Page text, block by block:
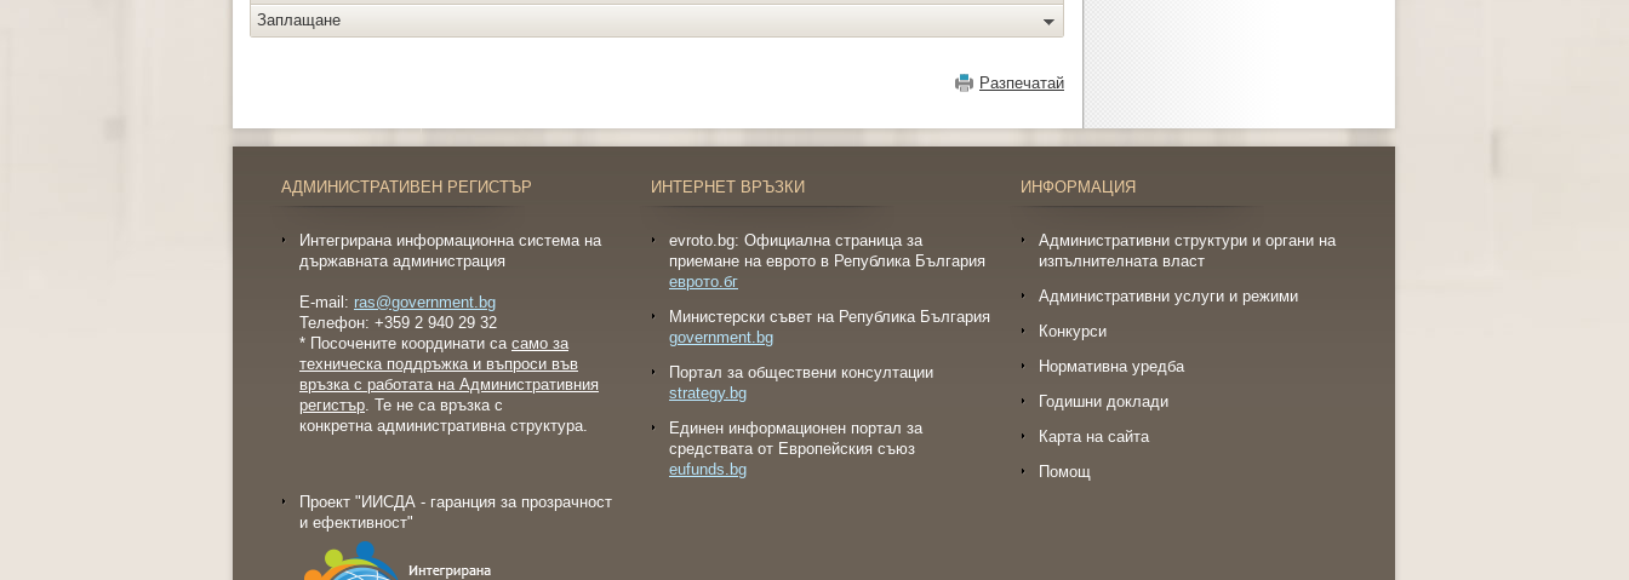
Заплащане
Разпечатай
АДМИНИСТРАТИВЕН РЕГИСТЪР
Интегрирана информационна система на
държавната администрация
E-mail: ras@government.bg
Телефон: +359 2 940 29 32
* Посочените координати са само за
техническа поддръжка и въпроси във
връзка с работата на Административния
регистър. Те не са връзка с
конкретна административна структура.
Проект "ИИСДА - гаранция за прозрачност
и ефективност"
ИНТЕРНЕТ ВРЪЗКИ
evroto.bg: Официална страница за
приемане на еврото в Република България
еврото.бг
Министерски съвет на Република България
government.bg
Портал за обществени консултации
strategy.bg
Eдинен информационен портал за
средствата от Европейския съюз
eufunds.bg
ИНФОРМАЦИЯ
Административни структури и органи на
изпълнителната власт
Административни услуги и режими
Конкурси
Нормативна уредба
Годишни доклади
Карта на сайта
Помощ